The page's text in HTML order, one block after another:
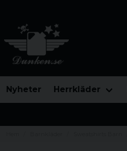
Nyheter Herrkläder